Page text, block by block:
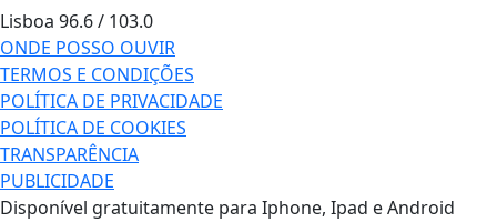
Lisboa 96.6 / 103.0
ONDE POSSO OUVIR
TERMOS E CONDIÇÕES
POLÍTICA DE PRIVACIDADE
POLÍTICA DE COOKIES
TRANSPARÊNCIA
PUBLICIDADE
Disponível gratuitamente para Iphone, Ipad e Android